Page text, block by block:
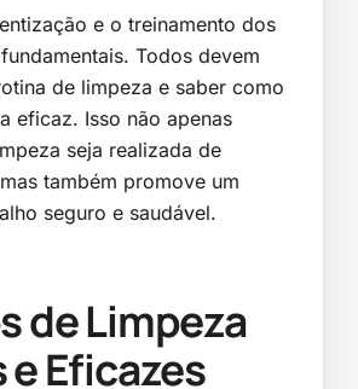
e o treinamento dos
Todos devem
de limpeza e saber como
eficaz. Isso não apenas
seja realizada de
também promove um
seguro e saudável.
de Limpeza
Eficazes